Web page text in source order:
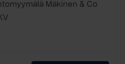
Mäkinen & Co